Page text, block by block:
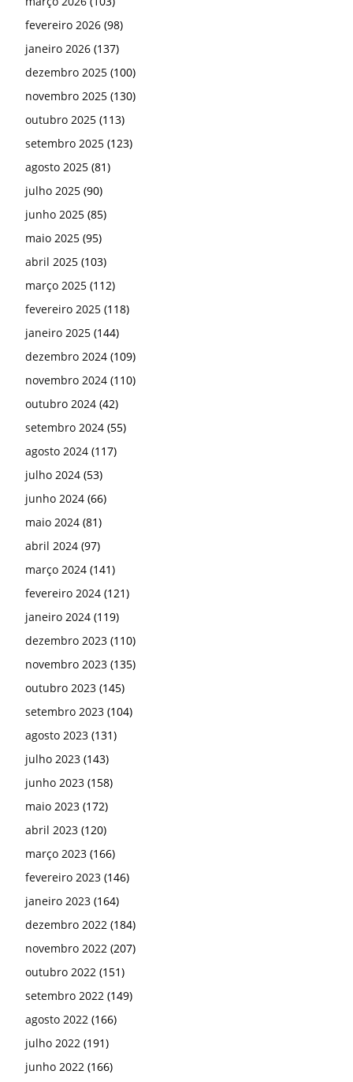
fevereiro 2026 (98)
janeiro 2026 (137)
dezembro 2025 (100)
novembro 2025 (130)
outubro 2025 (113)
setembro 2025 (123)
agosto 2025 (81)
julho 2025 (90)
junho 2025 (85)
maio 2025 (95)
abril 2025 (103)
março 2025 (112)
fevereiro 2025 (118)
janeiro 2025 (144)
dezembro 2024 (109)
novembro 2024 (110)
outubro 2024 (42)
setembro 2024 (55)
agosto 2024 (117)
julho 2024 (53)
junho 2024 (66)
maio 2024 (81)
abril 2024 (97)
março 2024 (141)
fevereiro 2024 (121)
janeiro 2024 (119)
dezembro 2023 (110)
novembro 2023 (135)
outubro 2023 (145)
setembro 2023 (104)
agosto 2023 (131)
julho 2023 (143)
junho 2023 (158)
maio 2023 (172)
abril 2023 (120)
março 2023 (166)
fevereiro 2023 (146)
janeiro 2023 (164)
dezembro 2022 (184)
novembro 2022 (207)
outubro 2022 (151)
setembro 2022 (149)
agosto 2022 (166)
julho 2022 (191)
junho 2022 (166)